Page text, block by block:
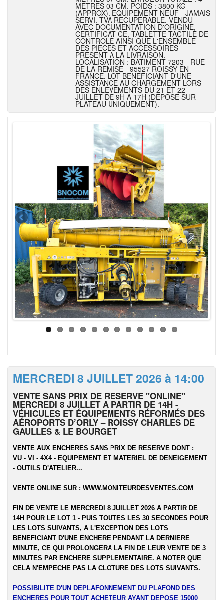
METRES 03 CM. POIDS : 3800 KG
(APPROX). EQUIPEMENT NEUF - JAMAIS
SERVI. TVA RECUPERABLE. VENDU
AVEC DOCUMENTATION D'ORIGINE,
CERTIFICAT CE, TABLETTE TACTILE DE
CONTROLE AINSI QUE L'ENSEMBLE
DES PIECES ET ACCESSOIRES
PRESENT A LA LIVRAISON.
LOCALISATION : BATIMENT 7203 - RUE
DE LA REMISE - 95527 ROISSY-EN-
FRANCE. LOT BENEFICIANT D'UNE
ASSISTANCE AU CHARGEMENT LORS
DES ENLEVEMENTS DU 21 ET 22
JUILLET DE 9H A 17H (DEPOSE SUR
PLATEAU UNIQUEMENT).
MERCREDI 8 JUILLET 2026 à 14:00
VENTE SANS PRIX DE RESERVE "ONLINE"
MERCREDI 8 JUILLET A PARTIR DE 14H -
VÉHICULES ET ÉQUIPEMENTS RÉFORMÉS DES
AÉROPORTS D’ORLY – ROISSY CHARLES DE
GAULLES & LE BOURGET
VENTE AUX ENCHERES SANS PRIX DE RESERVE DONT :
VU - VI - 4X4 - EQUIPEMENT ET MATERIEL DE DENEIGEMENT
- OUTILS D'ATELIER...
VENTE ONLINE SUR : WWW.MONITEURDESVENTES.COM
FIN DE VENTE LE MERCREDI 8 JUILLET 2026 A PARTIR DE
14H POUR LE LOT 1 - PUIS TOUTES LES 30 SECONDES POUR
LES LOTS SUIVANTS, A L'EXCEPTION DES LOTS
BENEFICIANT D'UNE ENCHERE PENDANT LA DERNIERE
MINUTE, CE QUI PROLONGERA LA FIN DE LEUR VENTE DE 3
MINUTES PAR ENCHERE SUPPLEMENTAIRE. A NOTER QUE
CELA N'EMPECHE PAS LA CLOTURE DES LOTS SUIVANTS.
POSSIBILITE D'UN DEPLAFONNEMENT DU PLAFOND DES
ENCHERES POUR TOUT ACHETEUR AYANT DEPOSE 15000